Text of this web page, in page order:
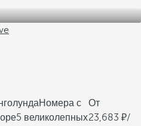
Номера с
5 великолепных
От
23,683
/